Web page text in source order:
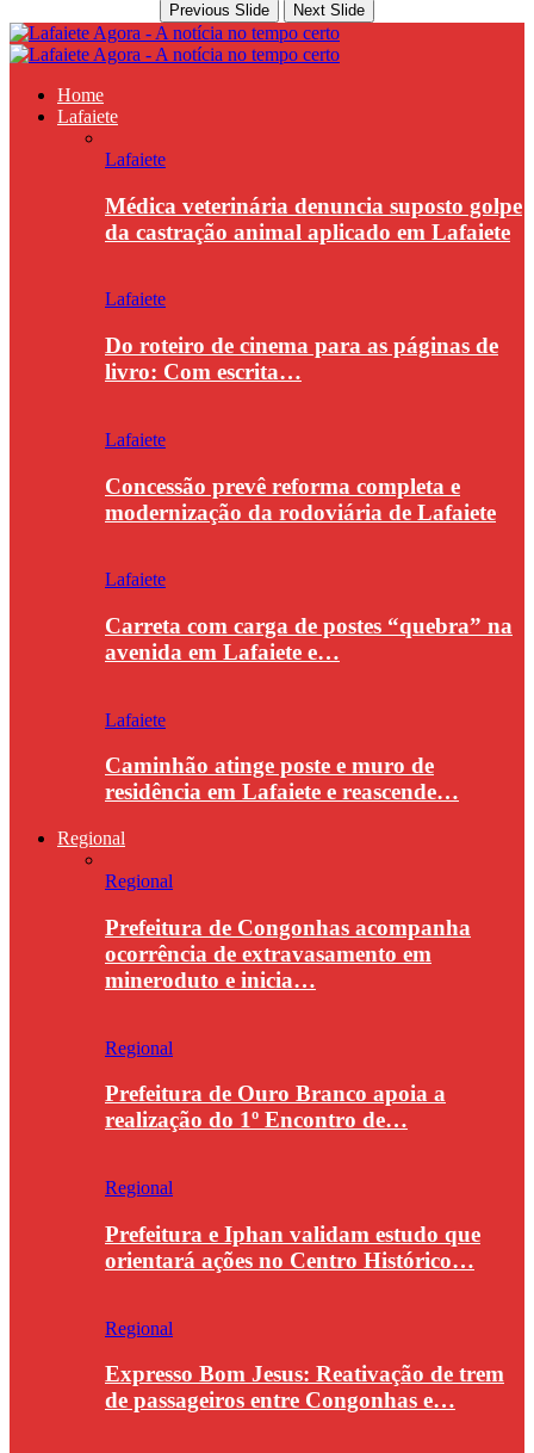
Previous Slide Next Slide
Home
Lafaiete
Lafaiete
Médica veterinária denuncia suposto golpe
da castração animal aplicado em Lafaiete
Lafaiete
Do roteiro de cinema para as páginas de
livro: Com escrita…
Lafaiete
Concessão prevê reforma completa e
modernização da rodoviária de Lafaiete
Lafaiete
Carreta com carga de postes “quebra” na
avenida em Lafaiete e…
Lafaiete
Caminhão atinge poste e muro de
residência em Lafaiete e reascende…
Regional
Regional
Prefeitura de Congonhas acompanha
ocorrência de extravasamento em
mineroduto e inicia…
Regional
Prefeitura de Ouro Branco apoia a
realização do 1º Encontro de…
Regional
Prefeitura e Iphan validam estudo que
orientará ações no Centro Histórico…
Regional
Expresso Bom Jesus: Reativação de trem
de passageiros entre Congonhas e…